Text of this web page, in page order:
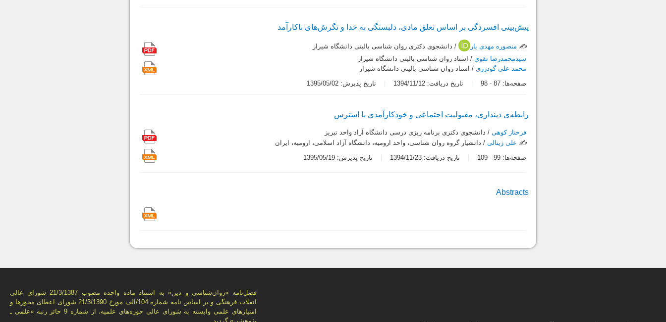
پیش‌بینی افسردگی بر اساس تعلق مادی، دلبستگی به خدا و نگرش‌های ناکارآمد
✍️ منصوره مهدی یار
/ دانشجوی دکتری روان شناسی بالینی دانشگاه شیراز
سیدمحمدرضا تقوی / استاد روان شناسی بالینی دانشگاه شیراز
محمد علی گودرزی/ استاد روان شناسی بالینی دانشگاه شیراز
صفحه‌ها: 87
-
98 تاریخ دریافت: 1394/11/12 تاریخ پذیرش: 1395/05/02
رابطه‌ی دینداری، مقبولیت اجتماعی و خودکارآمدی با استرس
فرحناز کوهی/ دانشجوی دکتری برنامه ریزی درسی دانشگاه آزاد واحد تبریز
✍️ علی زینالی / دانشیار گروه روان شناسی، واحد ارومیه، دانشگاه آزاد اسلامی، ارومیه، ایران
صفحه‌ها: 99
-
109 تاریخ دریافت: 1394/11/23 تاریخ پذیرش: 1395/05/19
Abstracts
فصل‌نامه «روان‌شناسی و دين» به استناد ماده واحده مصوب 21/3/1387 شورای عالی
انقلاب فرهنگی و بر اساس نامه شماره 104/الف مورخ 21/3/1390 شورای اعطای مجوزها و
امتيازهای علمی وابسته به شورای عالی حوزه‌هاي علميه، از شماره 9 حائز رتبه «علمی ـ